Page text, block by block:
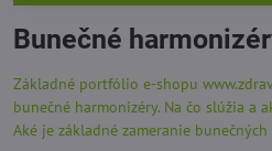
Bunečné
Základné portfólio e-shopu
bunečné harmonizéry. Na čo slúžia a
Aké je základné zameranie